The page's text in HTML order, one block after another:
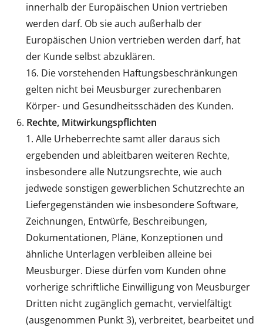
innerhalb der Europäischen Union vertrieben
werden darf. Ob sie auch außerhalb der
Europäischen Union vertrieben werden darf, hat
der Kunde selbst abzuklären.
Die vorstehenden Haftungsbeschränkungen
gelten nicht bei Meusburger zurechenbaren
Körper- und Gesundheitsschäden des Kunden.
Rechte, Mitwirkungspflichten
Alle Urheberrechte samt aller daraus sich
ergebenden und ableitbaren weiteren Rechte,
insbesondere alle Nutzungsrechte, wie auch
jedwede sonstigen gewerblichen Schutzrechte an
Liefergegenständen wie insbesondere Software,
Zeichnungen, Entwürfe, Beschreibungen,
Dokumentationen, Pläne, Konzeptionen und
ähnliche Unterlagen verbleiben alleine bei
Meusburger. Diese dürfen vom Kunden ohne
vorherige schriftliche Einwilligung von Meusburger
Dritten nicht zugänglich gemacht, vervielfältigt
(ausgenommen Punkt 3), verbreitet, bearbeitet und